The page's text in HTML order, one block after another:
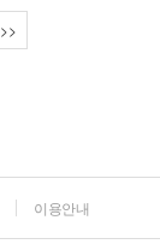
>>
이용안내